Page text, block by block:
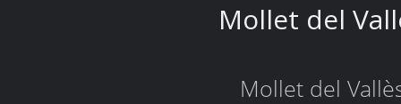
Mollet del
Mollet del